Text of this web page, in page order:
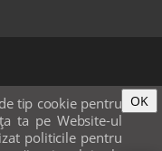
tip cookie pentru
ta pe Website-ul
politicile pentru
OK
URI & GDPR